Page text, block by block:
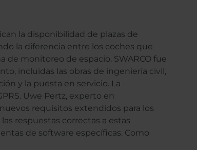
la disponibilidad de plazas de
la diferencia entre los coches que
de monitoreo de espacio. SWARCO fue
incluidas las obras de ingeniería civil,
y la puesta en servicio. La
Uwe Pertz, experto en
requisitos extendidos para los
respuestas correctas a estas
de software específicas. Como